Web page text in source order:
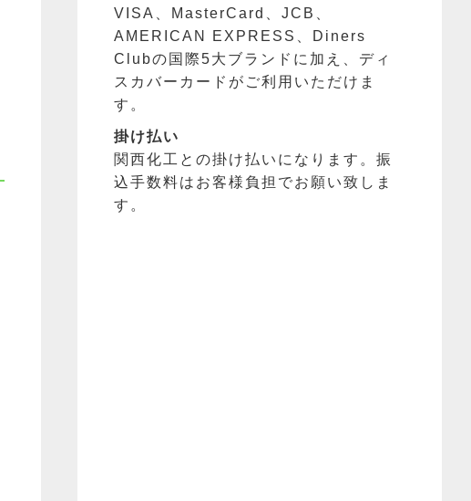
VISA、MasterCard、JCB、
AMERICAN EXPRESS、Diners
Clubの国際5大ブランドに加え、ディ
スカバーカードがご利用いただけま
す。
掛け払い
関西化工との掛け払いになります。振
込手数料はお客様負担でお願い致しま
す。